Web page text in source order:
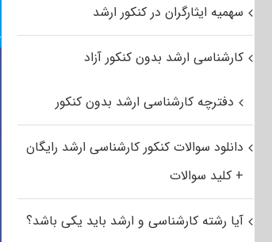
سهمیه ایثارگران در کنکور ارشد
کارشناسی ارشد بدون کنکور آزاد
دفترچه کارشناسی ارشد بدون کنکور
دانلود سوالات کنکور کارشناسی ارشد رایگان
+ کلید سوالات
آیا رشته کارشناسی و ارشد باید یکی باشد؟